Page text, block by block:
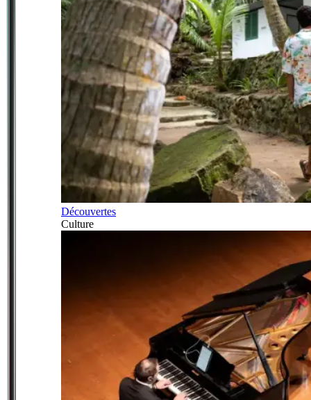
Découvertes
Culture